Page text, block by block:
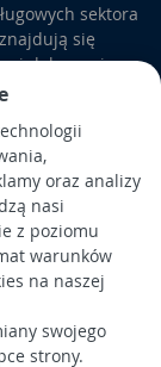
oraz analizy
nasi
z poziomu
warunków
na naszej
swojego
strony.
miejscach i
wzbogacają
dookoła. W
formę za
sektora
się
i dekoracyjne,
a także